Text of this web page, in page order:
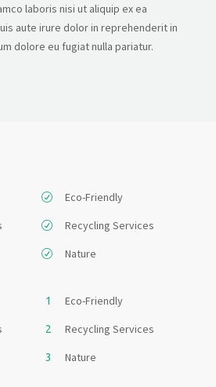
laboris nisi ut aliquip ex ea
aute irure dolor in reprehenderit in
dolore eu fugiat nulla pariatur.
Eco-Friendly
Recycling Services
Nature
Eco-Friendly
Recycling Services
Nature